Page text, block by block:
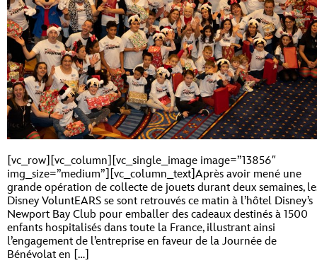
[vc_row][vc_column][vc_single_image image=”13856″
img_size=”medium”][vc_column_text]Après avoir mené une
grande opération de collecte de jouets durant deux semaines,
Disney VoluntEARS se sont retrouvés ce matin à l’hôtel Disney’s
Newport Bay Club pour emballer des cadeaux destinés à 1500
enfants hospitalisés dans toute la France, illustrant ainsi
l’engagement de l’entreprise en faveur de la Journée de
Bénévolat en […]